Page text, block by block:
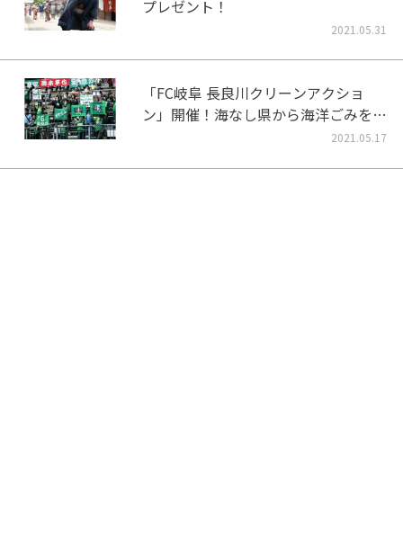
プレゼント！
2021.05.31
「FC岐阜 長良川クリーンアクショ
ン」開催！海なし県から海洋ごみをな
2021.05.17